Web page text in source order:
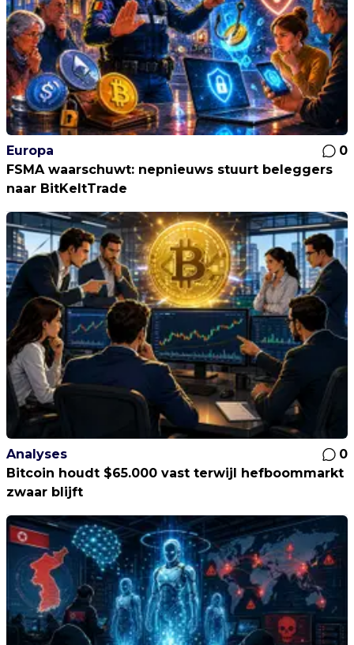
Europa
0
FSMA waarschuwt: nepnieuws stuurt beleggers
naar BitKeltTrade
Analyses
0
Bitcoin houdt $65.000 vast terwijl hefboommarkt
zwaar blijft